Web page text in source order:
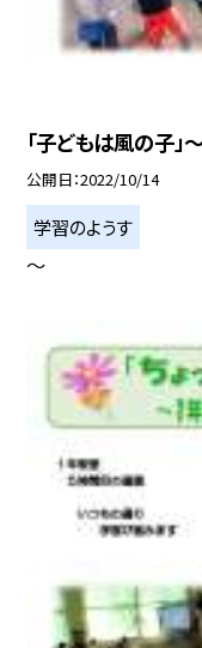
「子どもは風の子
公開日 2022/10/14
学習のようす
〜